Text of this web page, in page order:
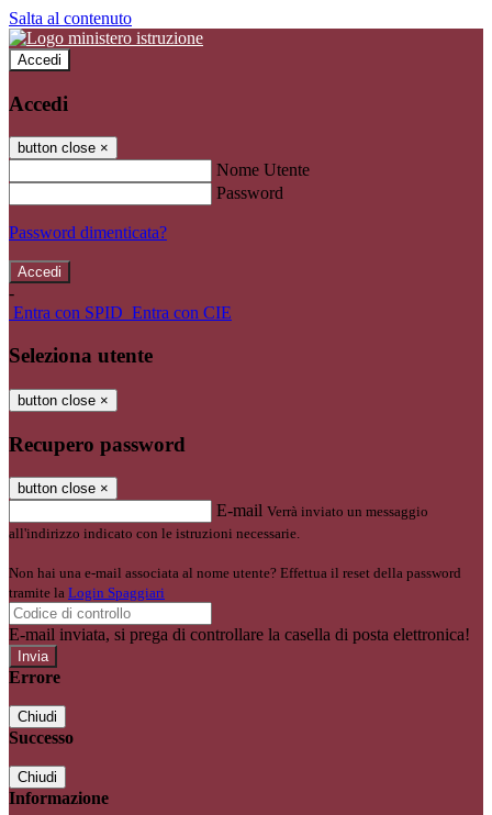
Salta al contenuto
Accedi
Accedi
button close ×
Nome Utente
Password
Password dimenticata?
-
Entra con SPID Entra con CIE
Seleziona utente
button close ×
Recupero password
button close ×
E-mail Verrà inviato un messaggio
all'indirizzo indicato con le istruzioni necessarie.
Non hai una e-mail associata al nome utente? Effettua il reset della password
tramite la Login Spaggiari
E-mail inviata, si prega di controllare la casella di posta elettronica!
Errore
Chiudi
Successo
Chiudi
Informazione